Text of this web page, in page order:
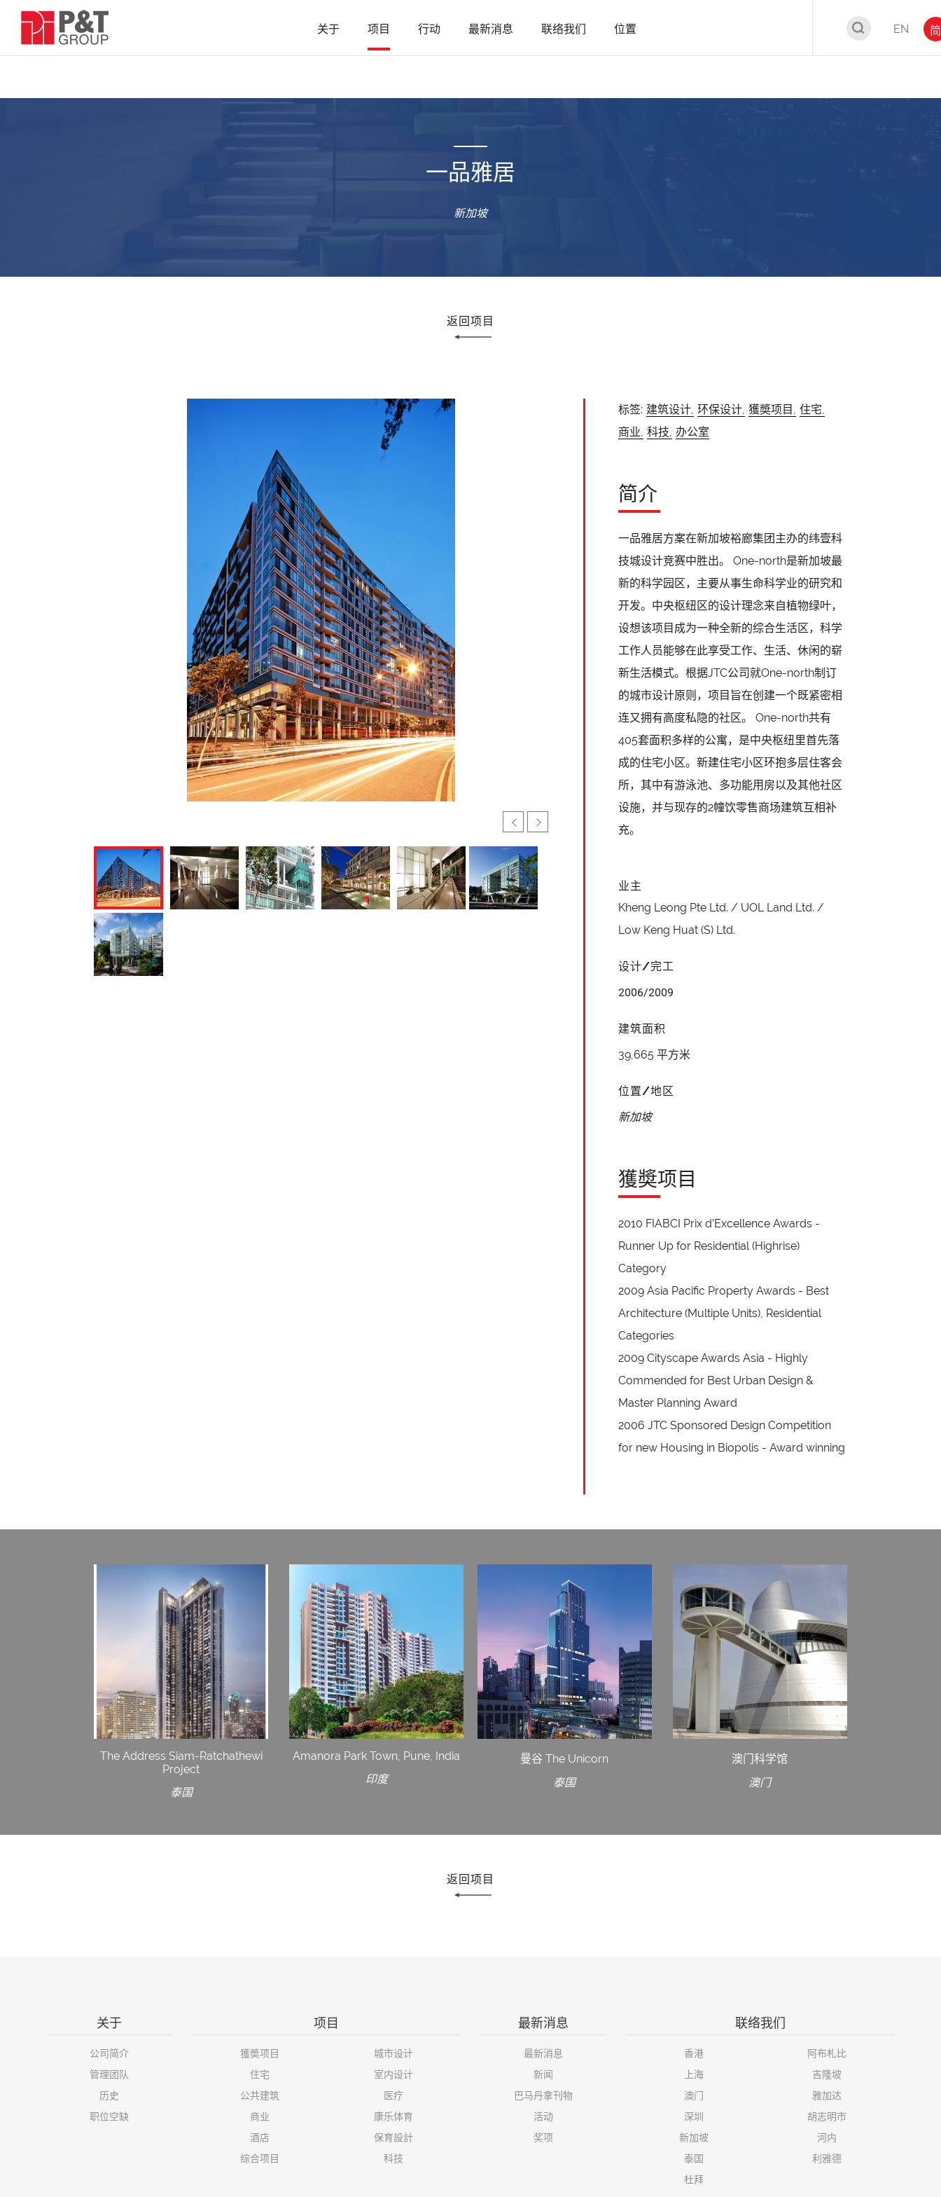
关于 项目 行动 最新消息 联络我们 位置 EN 简
一品雅居
新加坡
返回项目
标签: 建筑设计, 环保设计, 獲奬项目, 住宅,
商业, 科技, 办公室
简介
一品雅居方案在新加坡裕廊集团主办的纬壹科
技城设计竞赛中胜出。 One-north是新加坡最
新的科学园区，主要从事生命科学业的研究和
开发。中央枢纽区的设计理念来自植物绿叶，
设想该项目成为一种全新的综合生活区，科学
工作人员能够在此享受工作、生活、休闲的崭
新生活模式。根据JTC公司就One-north制订
的城市设计原则，项目旨在创建一个既紧密相
连又拥有高度私隐的社区。 One-north共有
405套面积多样的公寓，是中央枢纽里首先落
成的住宅小区。新建住宅小区环抱多层住客会
所，其中有游泳池、多功能用房以及其他社区
设施，并与现存的2幢饮零售商场建筑互相补
充。
业主
Kheng Leong Pte Ltd. / UOL Land Ltd. /
Low Keng Huat (S) Ltd.
设计/完工
2006/2009
建筑面积
39,665 平方米
位置/地区
新加坡
獲奬项目
2010 FIABCI Prix d’Excellence Awards -
Runner Up for Residential (Highrise)
Category
2009 Asia Pacific Property Awards - Best
Architecture (Multiple Units), Residential
Categories
2009 Cityscape Awards Asia - Highly
Commended for Best Urban Design &
Master Planning Award
2006 JTC Sponsored Design Competition
for new Housing in Biopolis - Award winning
The Address Siam-Ratchathewi
Project
泰国
Amanora Park Town, Pune, India
印度
曼谷 The Unicorn
泰国
澳门科学馆
澳门
返回项目
关于
公司简介
管理团队
历史
职位空缺
项目
獲奬项目
住宅
公共建筑
商业
酒店
综合项目
城市设计
室内设计
医疗
康乐体育
保育設計
科技
最新消息
最新消息
新闻
巴马丹拿刊物
活动
奖项
联络我们
香港
上海
澳门
深圳
新加坡
泰国
杜拜
阿布札比
吉隆坡
雅加达
胡志明市
河内
利雅德